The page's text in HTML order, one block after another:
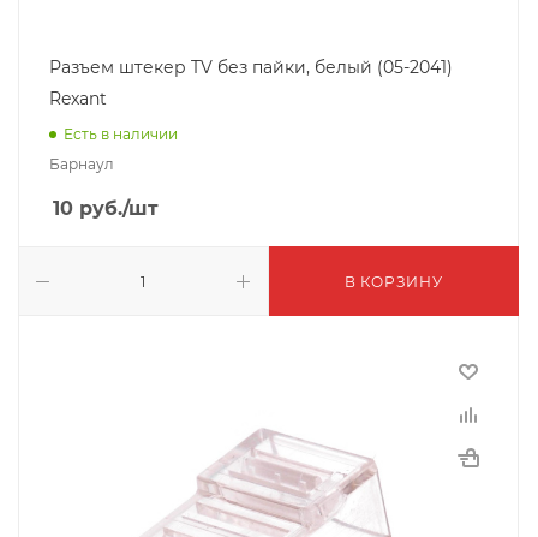
Разъем штекер TV без пайки, белый (05-2041)
Rexant
Есть в наличии
Барнаул
10 руб./шт
В КОРЗИНУ